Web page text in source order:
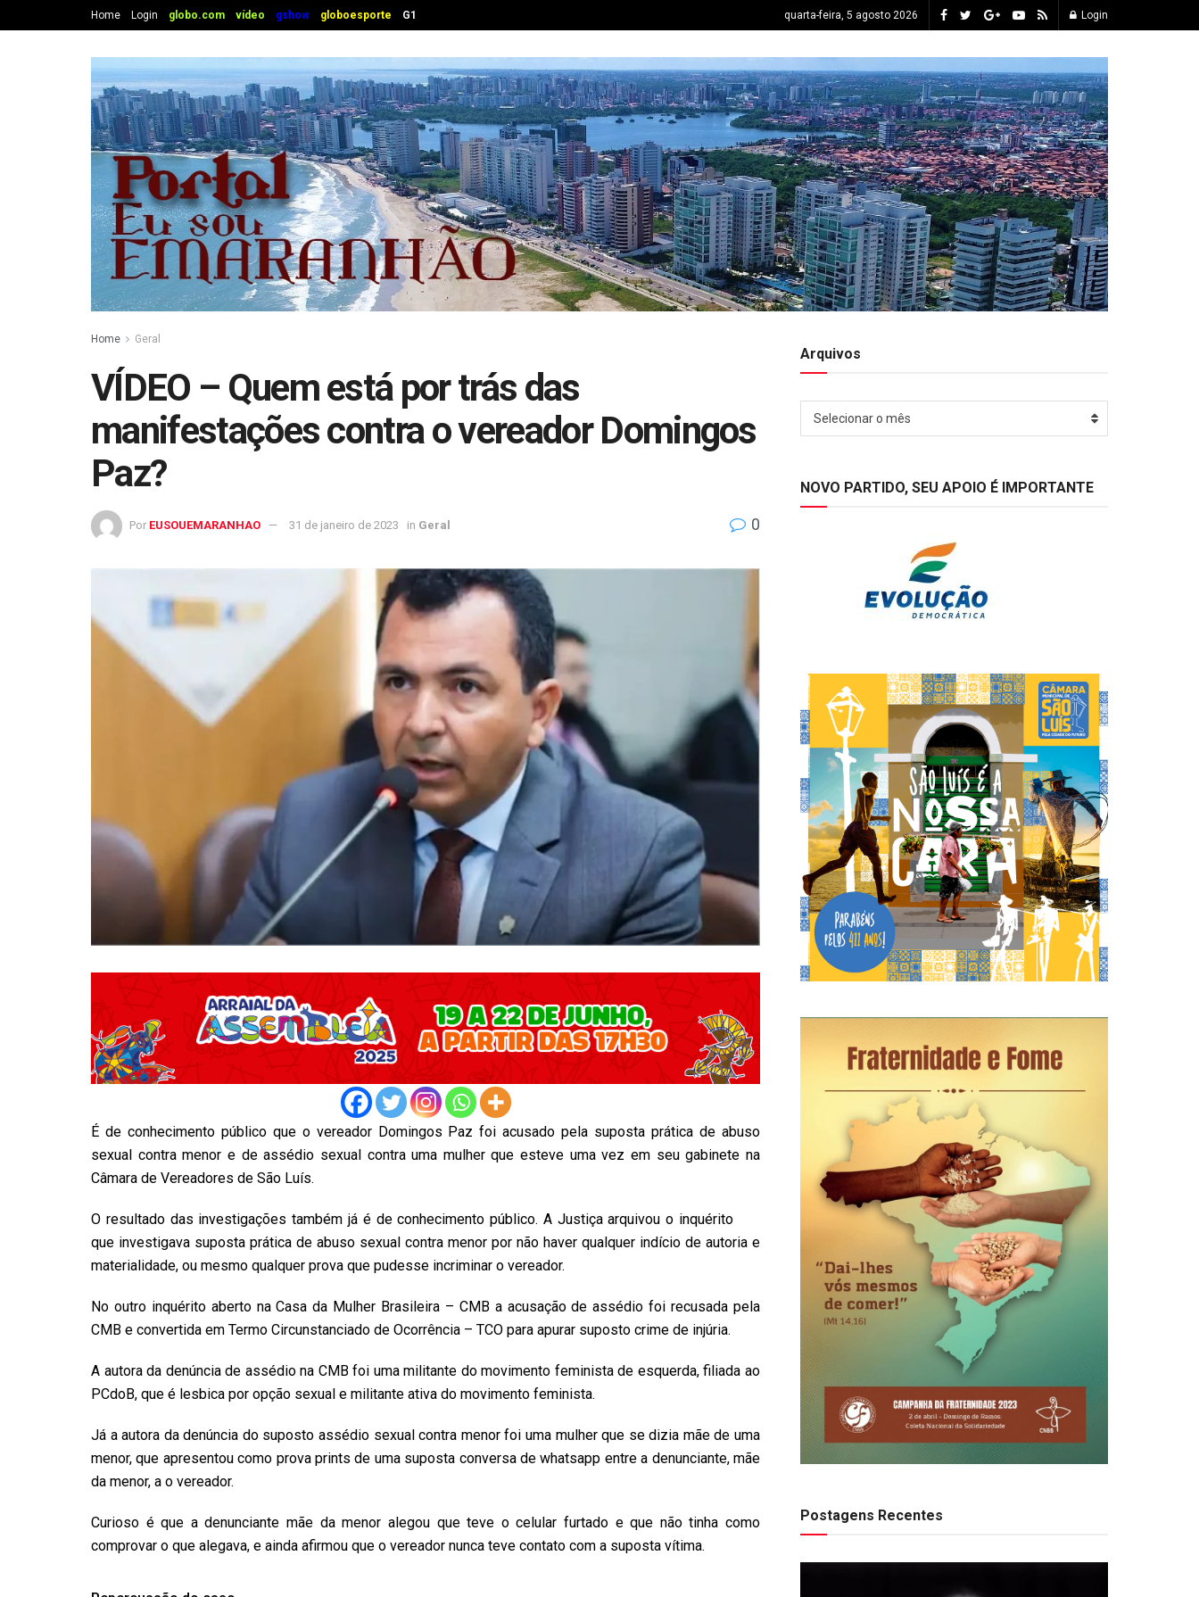
Home Login globo.com vídeo gshow globoesporte G1 quarta-feira, 5 agosto 2026 Login
Home Geral
VÍDEO – Quem está por trás das
manifestações contra o vereador Domingos
Paz?
Por EUSOUEMARANHAO 31 de janeiro de 2023 in Geral 0
É de conhecimento público que o vereador Domingos Paz foi acusado pela suposta prática de abuso
sexual contra menor e de assédio sexual contra uma mulher que esteve uma vez em seu gabinete na
Câmara de Vereadores de São Luís.
O resultado das investigações também já é de conhecimento público. A Justiça arquivou o inquérito
que investigava suposta prática de abuso sexual contra menor por não haver qualquer indício de autoria e
materialidade, ou mesmo qualquer prova que pudesse incriminar o vereador.
No outro inquérito aberto na Casa da Mulher Brasileira – CMB a acusação de assédio foi recusada pela
CMB e convertida em Termo Circunstanciado de Ocorrência – TCO para apurar suposto crime de injúria.
A autora da denúncia de assédio na CMB foi uma militante do movimento feminista de esquerda, filiada ao
PCdoB, que é lesbica por opção sexual e militante ativa do movimento feminista.
Já a autora da denúncia do suposto assédio sexual contra menor foi uma mulher que se dizia mãe de uma
menor, que apresentou como prova prints de uma suposta conversa de whatsapp entre a denunciante, mãe
da menor, a o vereador.
Curioso é que a denunciante mãe da menor alegou que teve o celular furtado e que não tinha como
comprovar o que alegava, e ainda afirmou que o vereador nunca teve contato com a suposta vítima.
Arquivos
Selecionar o mês
NOVO PARTIDO, SEU APOIO É IMPORTANTE
Postagens Recentes